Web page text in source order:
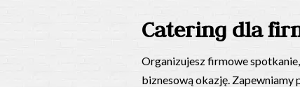
Catering dla
Organizujesz firmowe
biznesową okazję. Zapewniamy